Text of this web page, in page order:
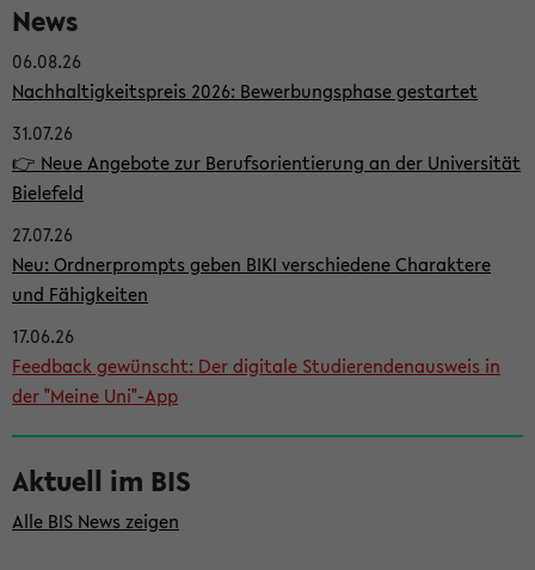
e
i
t
e
n
l
e
i
s
t
e
News
06.08.26
Nachhaltigkeitspreis 2026: Bewerbungsphase gestartet
31.07.26
👉 Neue Angebote zur Berufsorientierung an der Universität
Bielefeld
27.07.26
Neu: Ordnerprompts geben BIKI verschiedene Charaktere
und Fähigkeiten
17.06.26
Feedback gewünscht: Der digitale Studierendenausweis in
der "Meine Uni"-App
Aktuell im BIS
Alle BIS News zeigen